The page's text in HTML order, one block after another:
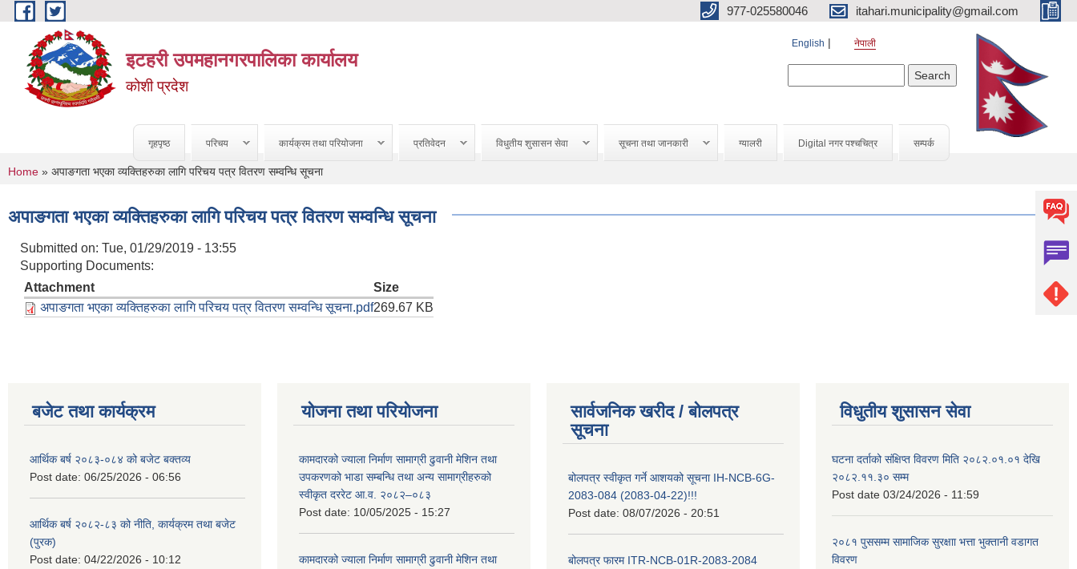
Skip to main content 977-025580046 itahari.municipality@gmail.com
इटहरी उपमहानगरपालिका कार्यालय
कोशी प्रदेश
English नेपाली
गृहपृष्ठ परिचय कार्यक्रम तथा परियोजना प्रतिवेदन विधुतीय शुसासन सेवा सूचना तथा जानकारी ग्यालरी Digital नगर पश्चचित्र सम्पर्क
You are here
Home » अपाङगता भएका व्यक्तिहरुका लागि परिचय पत्र वितरण सम्वन्धि सूचना
अपाङगता भएका व्यक्तिहरुका लागि परिचय पत्र वितरण सम्वन्धि सूचना
Submitted on: Tue, 01/29/2019 - 13:55
Supporting Documents:
Attachment
Size
अपाङगता भएका व्यक्तिहरुका लागि परिचय पत्र वितरण सम्वन्धि सूचना.pdf269.67 KB
बजेट तथा कार्यक्रम
आर्थिक बर्ष २०८३-०८४ को बजेट बक्तव्य
Post date: 06/25/2026 - 06:56
आर्थिक बर्ष २०८२-८३ को नीति, कार्यक्रम तथा बजेट
(पुरक)
Post date: 04/22/2026 - 10:12
योजना तथा परियोजना
कामदारको ज्याला निर्माण सामाग्री ढुवानी मेशिन तथा
उपकरणको भाडा सम्बन्धि तथा अन्य सामाग्रीहरुको
स्वीकृत दररेट आ.व. २०८२–०८३
Post date: 10/05/2025 - 15:27
कामदारको ज्याला निर्माण सामाग्री ढुवानी मेशिन तथा
सार्वजनिक खरीद / बोलपत्र
सूचना
बोलपत्र स्वीकृत गर्ने आशयको सूचना IH-NCB-6G-
2083-084 (2083-04-22)!!!
Post date: 08/07/2026 - 20:51
बोलपत्र फारम ITR-NCB-01R-2083-2084
विधुतीय शुसासन सेवा
घटना दर्ताको संक्षिप्त विवरण मिति २०८२.०१.०१ देखि
२०८२.११.३० सम्म
Post date 03/24/2026 - 11:59
२०८१ पुससम्म सामाजिक सुरक्षाा भत्ता भुक्तानी वडागत
विवरण